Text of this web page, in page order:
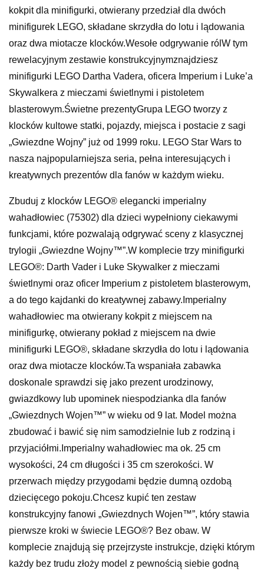
kokpit dla minifigurki, otwierany przedział dla dwóch
minifigurek LEGO, składane skrzydła do lotu i lądowania
oraz dwa miotacze klocków.Wesołe odgrywanie rólW tym
rewelacyjnym zestawie konstrukcyjnymznajdziesz
minifigurki LEGO Dartha Vadera, oficera Imperium i Luke’a
Skywalkera z mieczami świetlnymi i pistoletem
blasterowym.Świetne prezentyGrupa LEGO tworzy z
klocków kultowe statki, pojazdy, miejsca i postacie z sagi
„Gwiezdne Wojny” już od 1999 roku. LEGO Star Wars to
nasza najpopularniejsza seria, pełna interesujących i
kreatywnych prezentów dla fanów w każdym wieku.
Zbuduj z klocków LEGO® elegancki imperialny
wahadłowiec (75302) dla dzieci wypełniony ciekawymi
funkcjami, które pozwalają odgrywać sceny z klasycznej
trylogii „Gwiezdne Wojny™”.W komplecie trzy minifigurki
LEGO®: Darth Vader i Luke Skywalker z mieczami
świetlnymi oraz oficer Imperium z pistoletem blasterowym,
a do tego kajdanki do kreatywnej zabawy.Imperialny
wahadłowiec ma otwierany kokpit z miejscem na
minifigurkę, otwierany pokład z miejscem na dwie
minifigurki LEGO®, składane skrzydła do lotu i lądowania
oraz dwa miotacze klocków.Ta wspaniała zabawka
doskonale sprawdzi się jako prezent urodzinowy,
gwiazdkowy lub upominek niespodzianka dla fanów
„Gwiezdnych Wojen™” w wieku od 9 lat. Model można
zbudować i bawić się nim samodzielnie lub z rodziną i
przyjaciółmi.Imperialny wahadłowiec ma ok. 25 cm
wysokości, 24 cm długości i 35 cm szerokości. W
przerwach między przygodami będzie dumną ozdobą
dziecięcego pokoju.Chcesz kupić ten zestaw
konstrukcyjny fanowi „Gwiezdnych Wojen™”, który stawia
pierwsze kroki w świecie LEGO®? Bez obaw. W
komplecie znajdują się przejrzyste instrukcje, dzięki którym
każdy bez trudu złoży model z pewnością siebie godną